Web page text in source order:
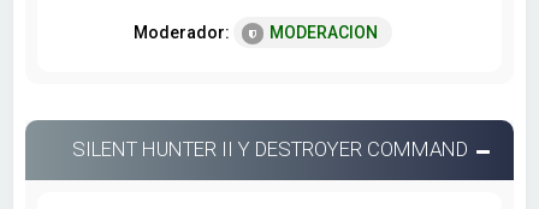
Moderador: MODERACION
SILENT HUNTER II Y DESTROYER COMMAND